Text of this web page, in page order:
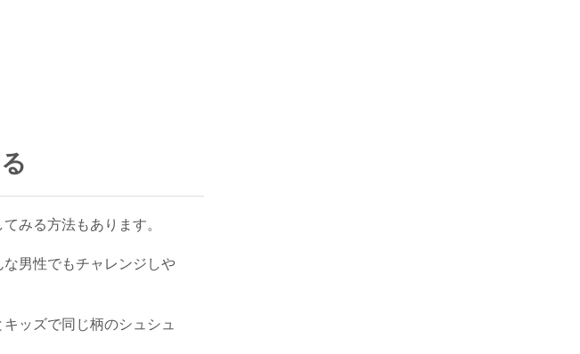
みる方法もあります。
男性でもチャレンジしや
ッズで同じ柄のシュシュ